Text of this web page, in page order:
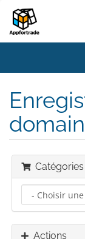
Catégories
Actions